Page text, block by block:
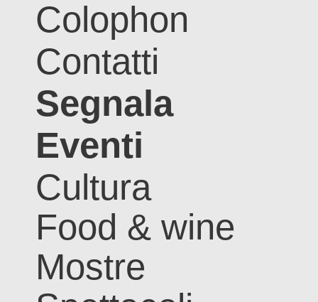
Colophon
Contatti
Segnala
Eventi
Cultura
Food & wine
Mostre